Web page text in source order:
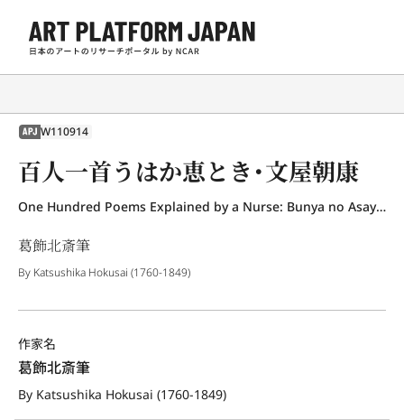
APJ W110914
百人一首うはか恵とき・文屋朝康
One Hundred Poems Explained by a Nurse: Bunya no Asayasu
葛飾北斎筆
By Katsushika Hokusai (1760-1849)
作家名
葛飾北斎筆
By Katsushika Hokusai (1760-1849)